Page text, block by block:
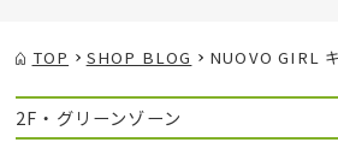
TOP SHOP BLOG NUOVO GIRL
2F・グリーンゾーン